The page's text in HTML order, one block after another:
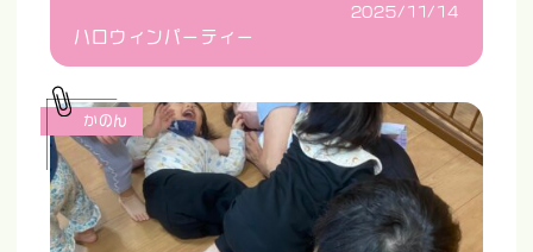
2025/11/14
ハロウィンパーティー
かのん